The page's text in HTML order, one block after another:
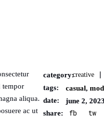
tempor
aliqua.
ac ut
category:
tags:
date:
share:
creative
casual,
june 2,
fb tw